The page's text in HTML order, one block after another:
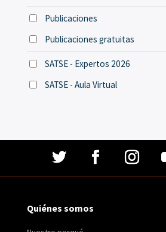
Publicaciones
Publicaciones gratuitas
SATSE - Expertos 2026
SATSE - Aula Virtual
Quiénes somos